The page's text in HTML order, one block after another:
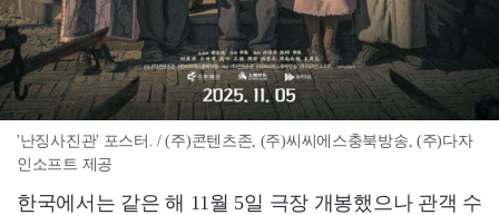
'난징사진관' 포스터. / (주)콘텐츠존, (주)씨씨에스충북방송, (주)다자
인소프트 제공
한국에서는 같은 해 11월 5일 극장 개봉했으나 관객 수